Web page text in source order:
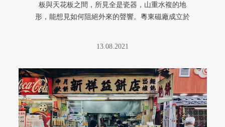
板與天花板之間，所見全是瓷器，山重水複的地
形，能想見如何阻絕外來的聲響。粵東磁廠成立於
13.08.2021